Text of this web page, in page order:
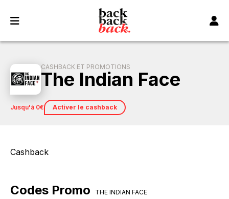
CASHBACK ET PROMOTIONS
The Indian Face
jusqu'à 0€ Activer le cashback
Cashback
Codes Promo THE INDIAN FACE